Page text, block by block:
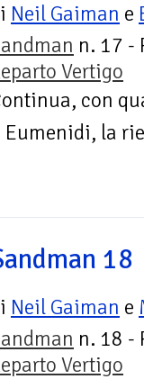
Neil Gaiman e
n. 17 -
Vertigo
con
la
18
Neil Gaiman e
n. 18 -
Vertigo